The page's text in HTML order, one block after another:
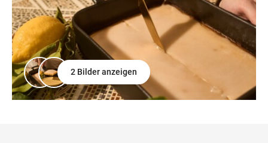
2 Bilder anzeigen